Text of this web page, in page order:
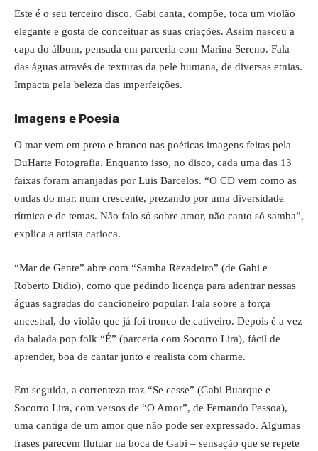
Este é o seu terceiro disco. Gabi canta, compõe, toca um violão
elegante e gosta de conceituar as suas criações. Assim nasceu a
capa do álbum, pensada em parceria com Marina Sereno. Fala
das águas através de texturas da pele humana, de diversas etnias.
Impacta pela beleza das imperfeições.
Imagens e Poesia
O mar vem em preto e branco nas poéticas imagens feitas pela
DuHarte Fotografia. Enquanto isso, no disco, cada uma das 13
faixas foram arranjadas por Luis Barcelos. “O CD vem como as
ondas do mar, num crescente, prezando por uma diversidade
rítmica e de temas. Não falo só sobre amor, não canto só samba”,
explica a artista carioca.
“Mar de Gente” abre com “Samba Rezadeiro” (de Gabi e
Roberto Didio), como que pedindo licença para adentrar nessas
águas sagradas do cancioneiro popular. Fala sobre a força
ancestral, do violão que já foi tronco de cativeiro. Depois é a vez
da balada pop folk “É” (parceria com Socorro Lira), fácil de
aprender, boa de cantar junto e realista com charme.
Em seguida, a correnteza traz “Se cesse” (Gabi Buarque e
Socorro Lira, com versos de “O Amor”, de Fernando Pessoa),
uma cantiga de um amor que não pode ser expressado. Algumas
frases parecem flutuar na boca de Gabi – sensação que se repete